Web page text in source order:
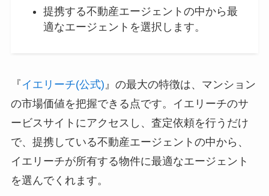
提携する不動産エージェントの中から最
適なエージェントを選択します。
『 イエリーチ(公式)』の最大の特徴は、マンション
の市場価値を把握できる点です。イエリーチのサ
ービスサイトにアクセスし、査定依頼を行うだけ
で、提携している不動産エージェントの中から、
イエリーチが所有する物件に最適なエージェント
を選んでくれます。